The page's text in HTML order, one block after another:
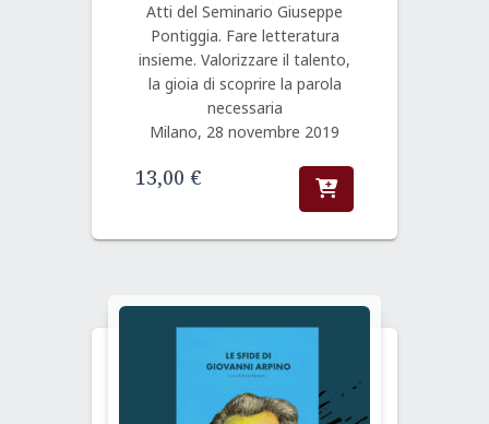
Atti del Seminario Giuseppe
Pontiggia. Fare letteratura
insieme. Valorizzare il talento,
la gioia di scoprire la parola
necessaria
Milano, 28 novembre 2019
13,00 €